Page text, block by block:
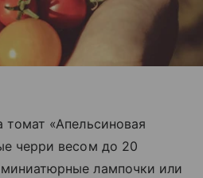
томат «Апельсиновая
черри весом до 20
лампочки или